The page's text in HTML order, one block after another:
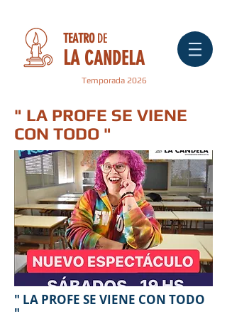
TEATRO DE
LA CANDELA
Temporada 2026
" LA PROFE SE VIENE
CON TODO "
" LA PROFE SE VIENE CON TODO
"